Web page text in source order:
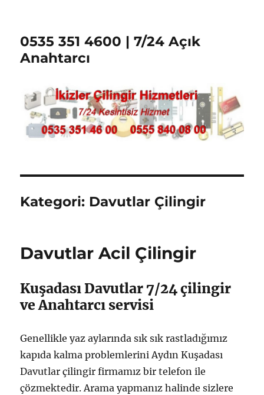
0535 351 4600 | 7/24 Açık
Anahtarcı
Kategori: Davutlar Çilingir
Davutlar Acil Çilingir
Kuşadası Davutlar 7/24 çilingir
ve Anahtarcı servisi
Genellikle yaz aylarında sık sık rastladığımız
kapıda kalma problemlerini Aydın Kuşadası
Davutlar çilingir firmamız bir telefon ile
çözmektedir. Arama yapmanız halinde sizlere